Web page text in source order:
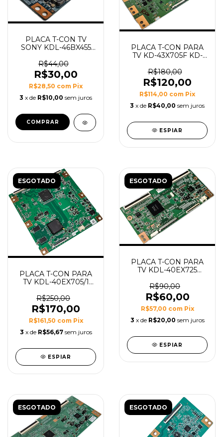
PLACA T-CON TV
SONY KDL-46BX455
R$44,00
R$30,00
R$28,50 com Pix
3 x de R$10,00 sem juros
PLACA T-CON PARA
TV KD-43X705F KD-
49X705F MODELO
6870C-0726A
R$180,00
R$120,00
R$114,00 com Pix
3 x de R$40,00 sem juros
ESPIAR
ESGOTADO
PLACA T-CON PARA
TV KDL-40EX705/1
RUNTK 4353TP
R$250,00
R$170,00
R$161,50 com Pix
3 x de R$56,67 sem juros
ESPIAR
ESGOTADO
PLACA T-CON PARA
TV KDL-40EX725
R$90,00
R$60,00
R$57,00 com Pix
3 x de R$20,00 sem juros
ESPIAR
ESGOTADO ESGOTADO